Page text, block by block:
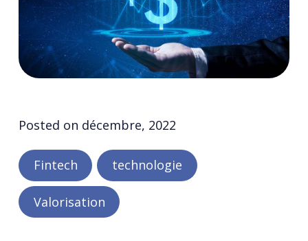
Posted on décembre, 2022
Fintech technologie
Valorisation